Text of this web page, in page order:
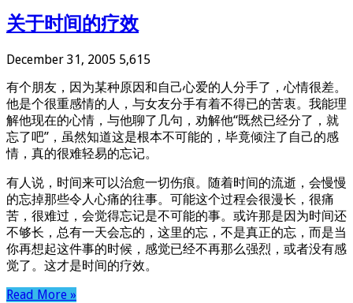
关于时间的疗效
December 31, 2005 5,615
有个朋友，因为某种原因和自己心爱的人分手了，心情很差。
他是个很重感情的人，与女友分手有着不得已的苦衷。我能理
解他现在的心情，与他聊了几句，劝解他“既然已经分了，就
忘了吧”，虽然知道这是根本不可能的，毕竟倾注了自己的感
情，真的很难轻易的忘记。
有人说，时间来可以治愈一切伤痕。随着时间的流逝，会慢慢
的忘掉那些令人心痛的往事。可能这个过程会很漫长，很痛
苦，很难过，会觉得忘记是不可能的事。或许那是因为时间还
不够长，总有一天会忘的，这里的忘，不是真正的忘，而是当
你再想起这件事的时候，感觉已经不再那么强烈，或者没有感
觉了。这才是时间的疗效。
Read More »